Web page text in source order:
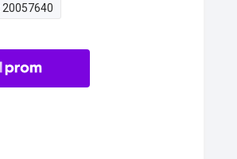
20057640